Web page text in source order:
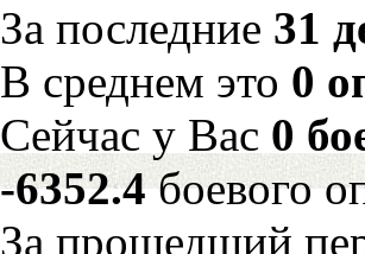
За последние 31
В среднем это 0
Сейчас у Вас 0
-6352.4боевого
За прошедший